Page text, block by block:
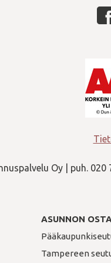
Oy | puh.
ASUNNON
Tampereen